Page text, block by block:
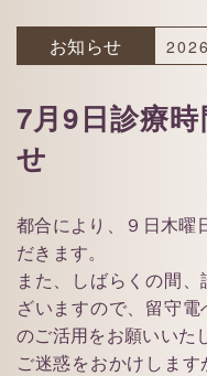
お知らせ
7月9日診療
せ
都合により、９日木曜
だきます。
また、しばらくの間
ざいますので、留守
のご活用をお願いいた
ご迷惑をおかけしま